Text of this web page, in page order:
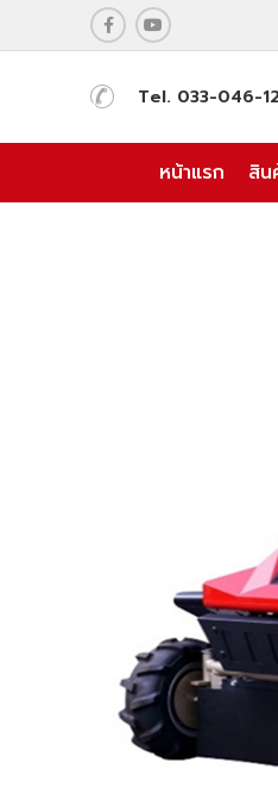
Tel. 033-046-
หน้าแรก สิน